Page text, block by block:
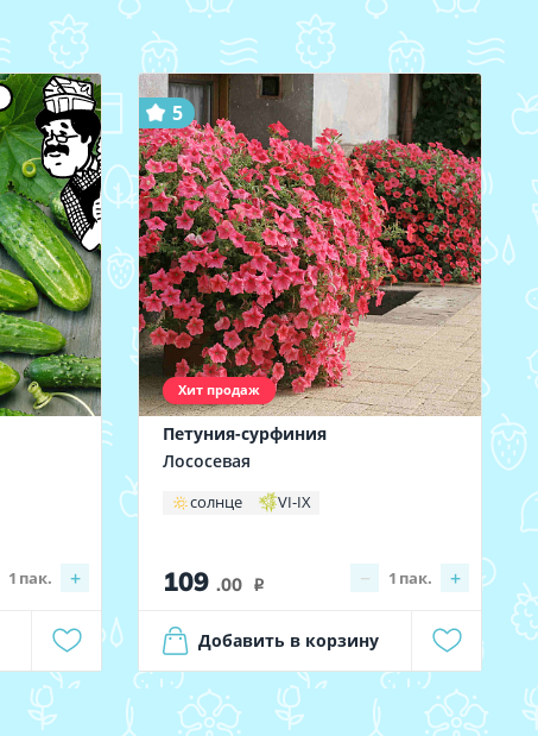
+
1 пак.
Хит продаж
5
Петуния-сурфиния
Лососевая
солнце VI-IX
109 .00 i − +
1 пак.
Добавить в корзину